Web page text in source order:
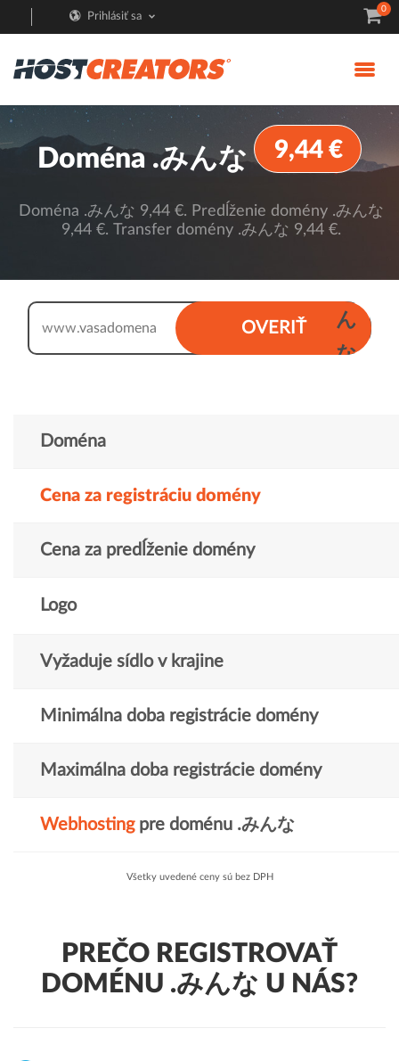
Prihlásiť sa
0
Doména .みんな 9,44 €
Doména .みんな 9,44 €. Predĺženie domény .みんな
9,44 €. Transfer domény .みんな 9,44 €.
OVERIŤ
み
ん
な
www.
Doména
Cena za registráciu domény
Cena za predĺženie domény
Logo
Vyžaduje sídlo v krajine
Minimálna doba registrácie domény
Maximálna doba registrácie domény
Webhostingpre doménu .みんな
Všetky uvedené ceny sú bez DPH
PREČO REGISTROVAŤ
DOMÉNU .みんな U NÁS?